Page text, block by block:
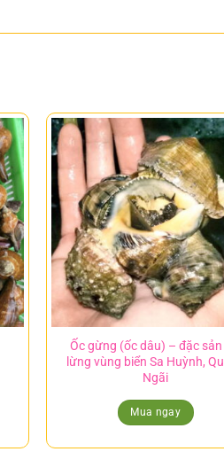
Ốc gừng (ốc dâu) – đặc
lừng vùng biển Sa Huỳnh,
Ngãi
Mua ngay